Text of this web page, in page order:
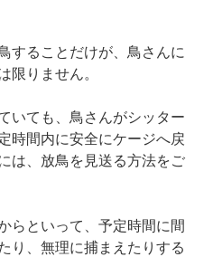
することだけが、鳥さんに
限りません。
いても、鳥さんがシッター
時間内に安全にケージへ戻
は、放鳥を見送る方法をご
らといって、予定時間に間
り、無理に捕まえたりする